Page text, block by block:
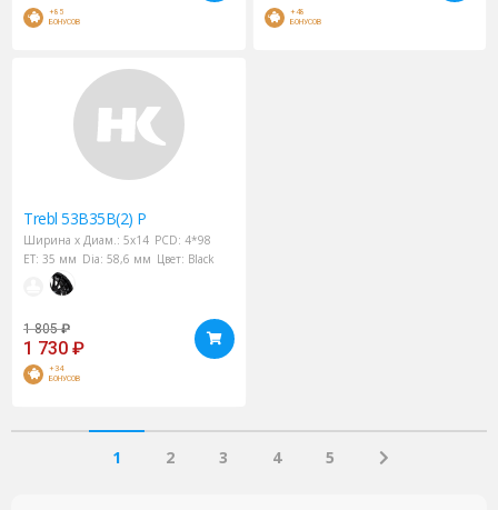
+85
БОНУСОВ
+48
БОНУСОВ
Trebl 53B35B(2) P
Ширина х Диам.: 5x14 PCD: 4*98
ET: 35 мм Dia: 58,6 мм Цвет: Black
1 805 ₽
1 730 ₽
+34
БОНУСОВ
1 2 3 4 5